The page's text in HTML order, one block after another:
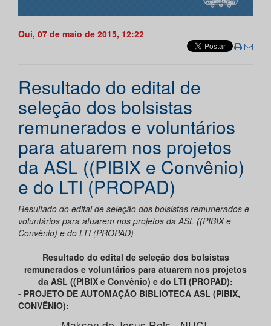
Qui, 07 de maio de 2015, 12:22
Resultado do edital de
seleção dos bolsistas
remunerados e voluntários
para atuarem nos projetos
da ASL ((PIBIX e Convênio)
e do LTI (PROPAD)
Resultado do edital de seleção dos bolsistas remunerados e
voluntários para atuarem nos projetos da ASL ((PIBIX e
Convênio) e do LTI (PROPAD)
Resultado do edital de seleção dos bolsistas
remunerados e voluntários para atuarem nos projetos
da ASL ((PIBIX e Convênio) e do LTI (PROPAD):
- PROJETO DE AUTOMAÇÃO BIBLIOTECA ASL (PIBIX,
CONVÊNIO):